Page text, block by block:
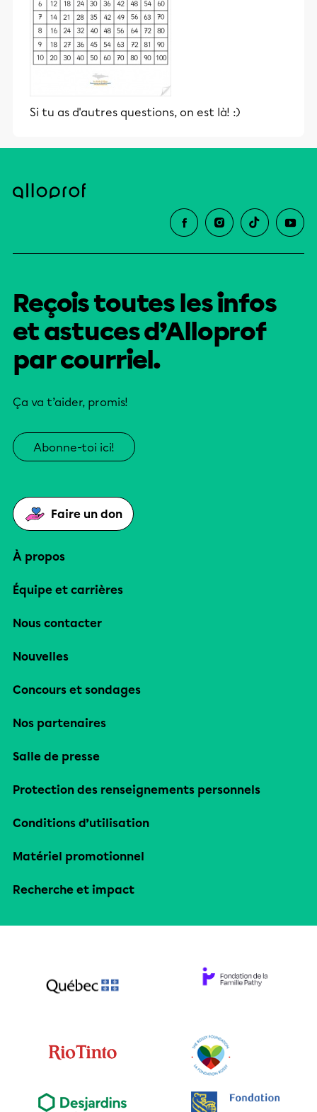
Si tu as d'autres questions, on est là! :)
Reçois toutes les infos
et astuces d’Alloprof
par courriel.
Ça va t’aider, promis!
Abonne-toi ici!
Faire un don
À propos
Équipe et carrières
Nous contacter
Nouvelles
Concours et sondages
Nos partenaires
Salle de presse
Protection des renseignements personnels
Conditions d’utilisation
Matériel promotionnel
Recherche et impact